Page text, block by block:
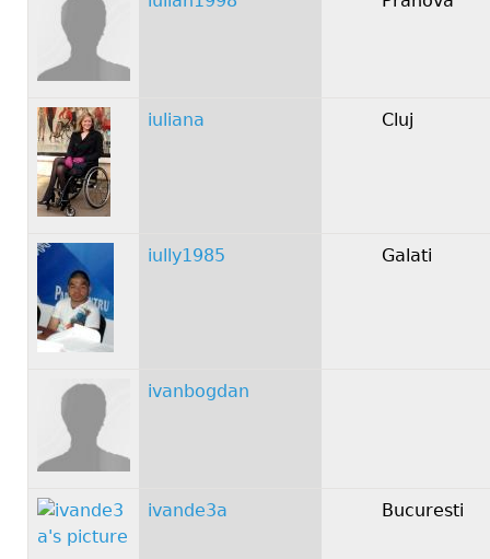
iuliana Cluj
iully1985 Galati
ivanbogdan
ivande3a Bucuresti